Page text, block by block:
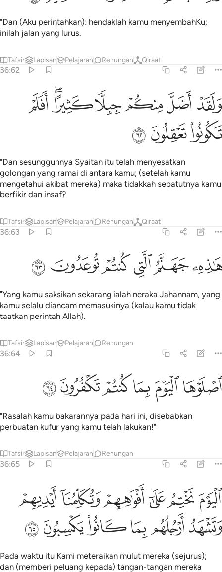
"Dan (Aku perintahkan): hendaklah kamu menyembahKu;
inilah jalan yang lurus.
Tafsir Lapisan Pelajaran Renungan Qiraat
36:62
ولقد اضل منكم جبلا كثيرا افلم تكونوا تعقلون ٦٢
وَلَقَدْ أَضَلَّ مِنكُمْ جِبِلًّۭا كَثِيرًا ۖ أَفَلَمْ تَكُونُوا۟ تَعْقِلُونَ ٦٢
ﱺ ﱻﱼﱽﱾﱿﲀ
ﲁﲂﲃ
"Dan sesungguhnya Syaitan itu telah menyesatkan
golongan yang ramai di antara kamu; (setelah kamu
mengetahui akibat mereka) maka tidakkah sepatutnya kamu
berfikir dan insaf?
Tafsir Lapisan Pelajaran Renungan Qiraat
36:63
هاذه جهنم التي كنتم توعدون ٦٣
هَـٰذِهِۦ جَهَنَّمُ ٱلَّتِى كُنتُمْ تُوعَدُونَ ٦٣
ﲄﲅﲆﲇﲈﲉ
"Yang kamu saksikan sekarang ialah neraka Jahannam, yang
kamu selalu diancam memasukinya (kalau kamu tidak
taatkan perintah Allah).
Tafsir Lapisan Pelajaran Renungan
36:64
اصلوها اليوم بما كنتم تكفرون ٦٤
ٱصْلَوْهَا ٱلْيَوْمَ بِمَا كُنتُمْ تَكْفُرُونَ ٦٤
ﲊﲋﲌ ﲍﲎﲏ
"Rasalah kamu bakarannya pada hari ini, disebabkan
perbuatan kufur yang kamu telah lakukan!"
Tafsir Lapisan Pelajaran Renungan
36:65
اليوم نختم على افواههم وتكلمنا ايديهم وتشهد ارجلهم بما كانوا يكسبون
ٱلْيَوْمَ نَخْتِمُ عَلَىٰٓ أَفْوَٰهِهِمْ وَتُكَلِّمُنَآ أَيْدِيهِمْ وَتَشْهَدُ أَرْجُلُهُم بِمَا كَانُوا۟
ﲐﲑﲒﲓﲔﲕ
ﲖﲗﲘﲙﲚﲛ
Pada waktu itu Kami meteraikan mulut mereka (sejurus);
dan (memberi peluang kepada) tangan-tangan mereka